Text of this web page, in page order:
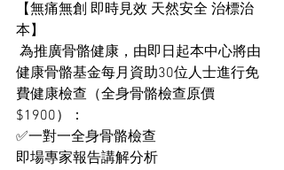
【無痛無創 即時見效 天然安全 治標治
本】
健康骨骼基金每月資助30位人士進行免
費健康檢查（全身骨骼檢查原價
$1900）：
✅一對一全身骨骼檢查
即場專家報告講解分析